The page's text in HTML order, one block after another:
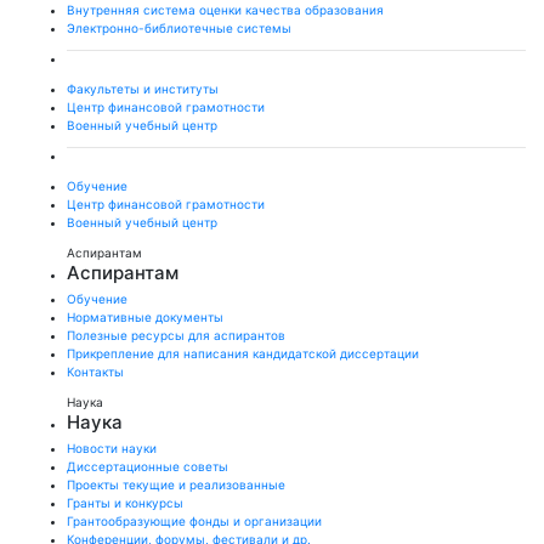
Внутренняя система оценки качества образования
Электронно-библиотечные системы
Факультеты и институты
Центр финансовой грамотности
Военный учебный центр
Обучение
Центр финансовой грамотности
Военный учебный центр
Аспирантам
Аспирантам
Обучение
Нормативные документы
Полезные ресурсы для аспирантов
Прикрепление для написания кандидатской диссертации
Контакты
Наука
Наука
Новости науки
Диссертационные советы
Проекты текущие и реализованные
Гранты и конкурсы
Грантообразующие фонды и организации
Конференции, форумы, фестивали и др.